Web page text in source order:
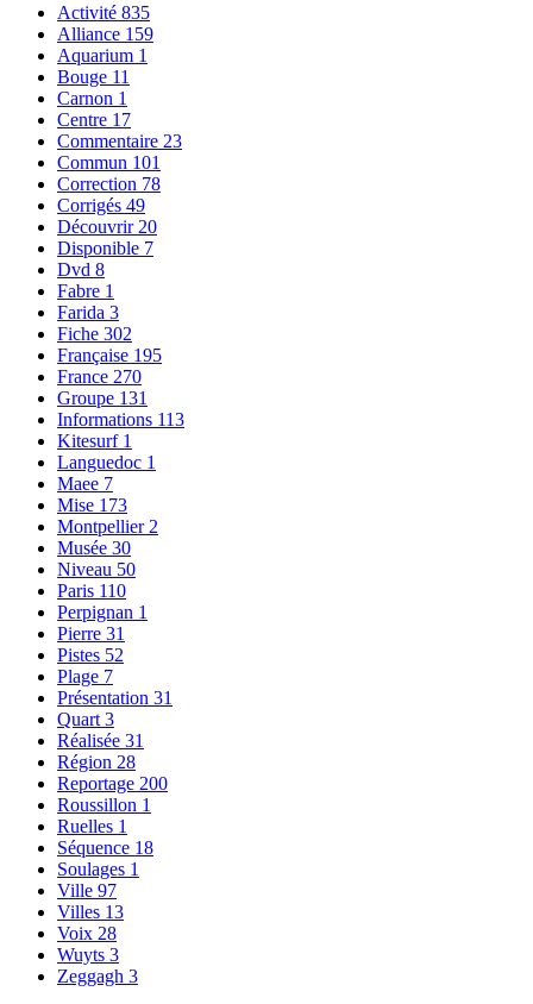
Activité 835
Alliance 159
Aquarium 1
Bouge 11
Carnon 1
Centre 17
Commentaire 23
Commun 101
Correction 78
Corrigés 49
Découvrir 20
Disponible 7
Dvd 8
Fabre 1
Farida 3
Fiche 302
Française 195
France 270
Groupe 131
Informations 113
Kitesurf 1
Languedoc 1
Maee 7
Mise 173
Montpellier 2
Musée 30
Niveau 50
Paris 110
Perpignan 1
Pierre 31
Pistes 52
Plage 7
Présentation 31
Quart 3
Réalisée 31
Région 28
Reportage 200
Roussillon 1
Ruelles 1
Séquence 18
Soulages 1
Ville 97
Villes 13
Voix 28
Wuyts 3
Zeggagh 3